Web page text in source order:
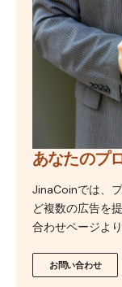
あなたのプ
JinaCoinでは、
ど複数の広告を
合わせページよ
お問い合わせ